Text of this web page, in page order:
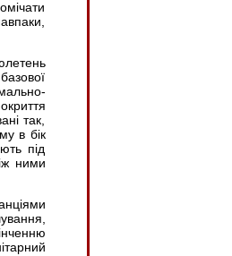
так,
в бік
під
ними